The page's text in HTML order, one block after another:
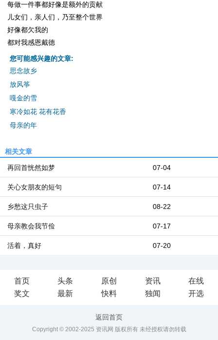
每做一件事都好像是额外的贡献
儿女们，亲人们，乃至整个世界
好像都欠我的
都对我感恩戴德
您可能感兴趣的文章:
思念故乡
放风筝
嘎金的雪
寒冷如花 花有花香
母亲的年
相关文章
07-04
再回首恍然如梦
07-14
关心女朋友的短句
08-22
乡愁这只虫子
07-17
母亲教会我节俭
07-20
活着，真好
首页 头条 原创 资讯
在线
奖文
最新 快料 独闻 开选
返回首页
Copyright © 2002-2025 资讯网 版权所有 未经授权请勿转载